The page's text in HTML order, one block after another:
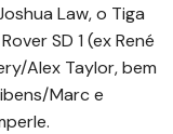
Law, o Tiga
SD 1 (ex René
Alex Taylor, bem
Marc e